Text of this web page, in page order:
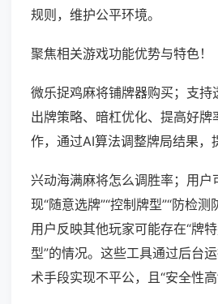
规则，维护公平环境。
聚焦相关游戏功能优势与特色！
微乐捉鸡麻将铺牌器购买；支持
出牌策略、暗杠优化、提高好牌
作，通过AI算法调整牌局结果，
兴动海满麻将怎么调胜率；用户
现“随意选牌”“控制牌型”“防检
用户反映其他玩家可能存在“牌
型”的情况。这些工具通过后台
术手段实现不平公，且“安全性高